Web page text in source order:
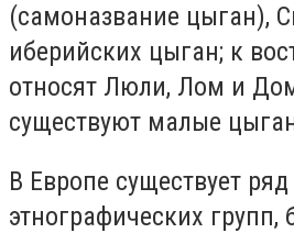
(самоназвание цыган),
иберийских цыган; к
относят Люли, Лом и
существуют малые
В Европе существует ряд
этнографических групп,